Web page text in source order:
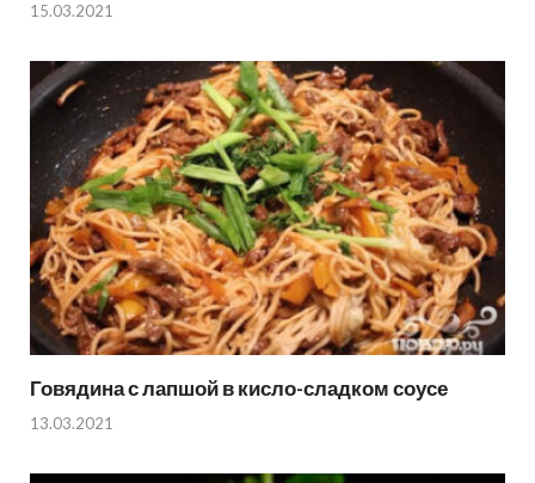
15.03.2021
Говядина с лапшой в кисло-сладком соусе
13.03.2021